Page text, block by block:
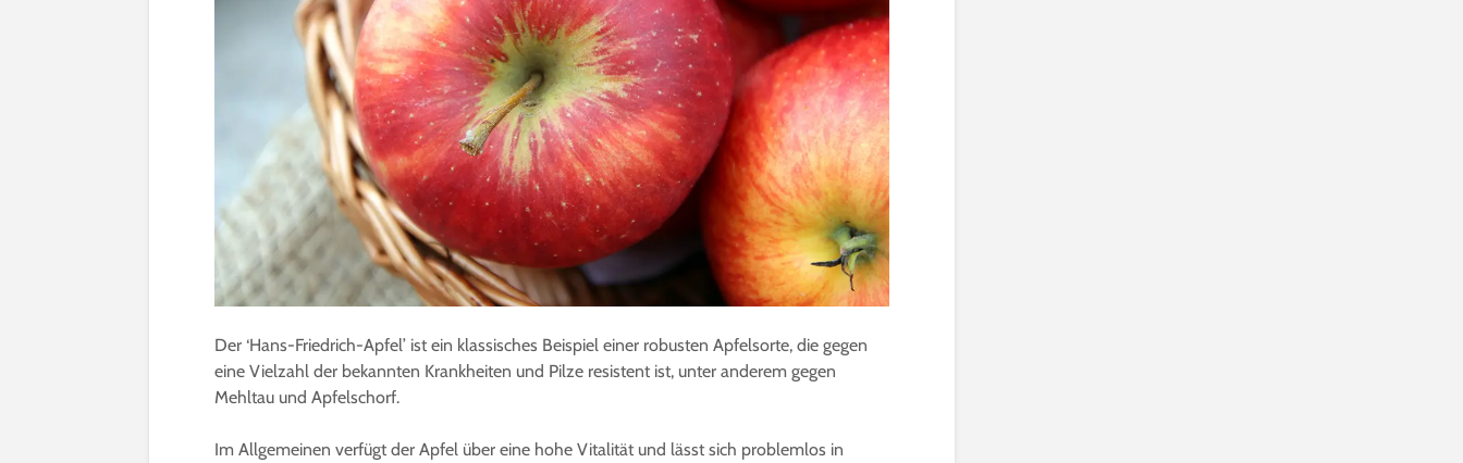
Der ‘Hans-Friedrich-Apfel’ ist ein klassisches Beispiel einer robusten Apfelsorte, die gegen
eine Vielzahl der bekannten Krankheiten und Pilze resistent ist, unter anderem gegen
Mehltau und Apfelschorf.
Im Allgemeinen verfügt der Apfel über eine hohe Vitalität und lässt sich problemlos in